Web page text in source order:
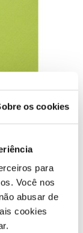
os cookies
para
Você nos
abusar de
cookies